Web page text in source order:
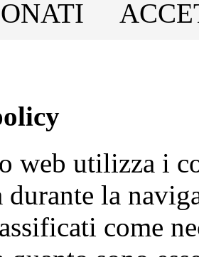
web utilizza i
durante la
come